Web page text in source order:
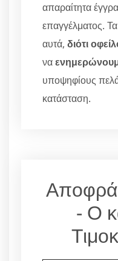
απαραίτητα
επαγγέλματος. Τα
αυτά, διότι
να
υποψηφίους
κατάσταση.
- Ο